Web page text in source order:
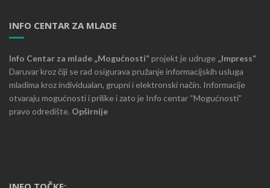
INFO CENTAR ZA MLADE
Info Centar za mlade „Mogućnosti“projekt je udruge „Impress“
Daruvar kroz čiji se rad osigurava pružanje informacijskih usluga
mladima kroz individualan, grupni i elektronski način. Informacije
otvaraju mogućnosti i prilike i zato je Info centar “Mogućnosti”
pravo odredište. Opširnije